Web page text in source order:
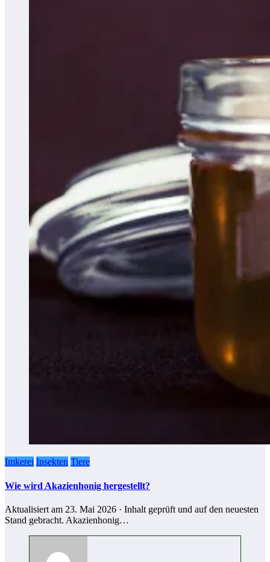
Imkerei Insekten Tiere
Wie wird Akazienhonig hergestellt?
Aktualisiert am 23. Mai 2026 · Inhalt geprüft und auf den neuesten
Stand gebracht. Akazienhonig…